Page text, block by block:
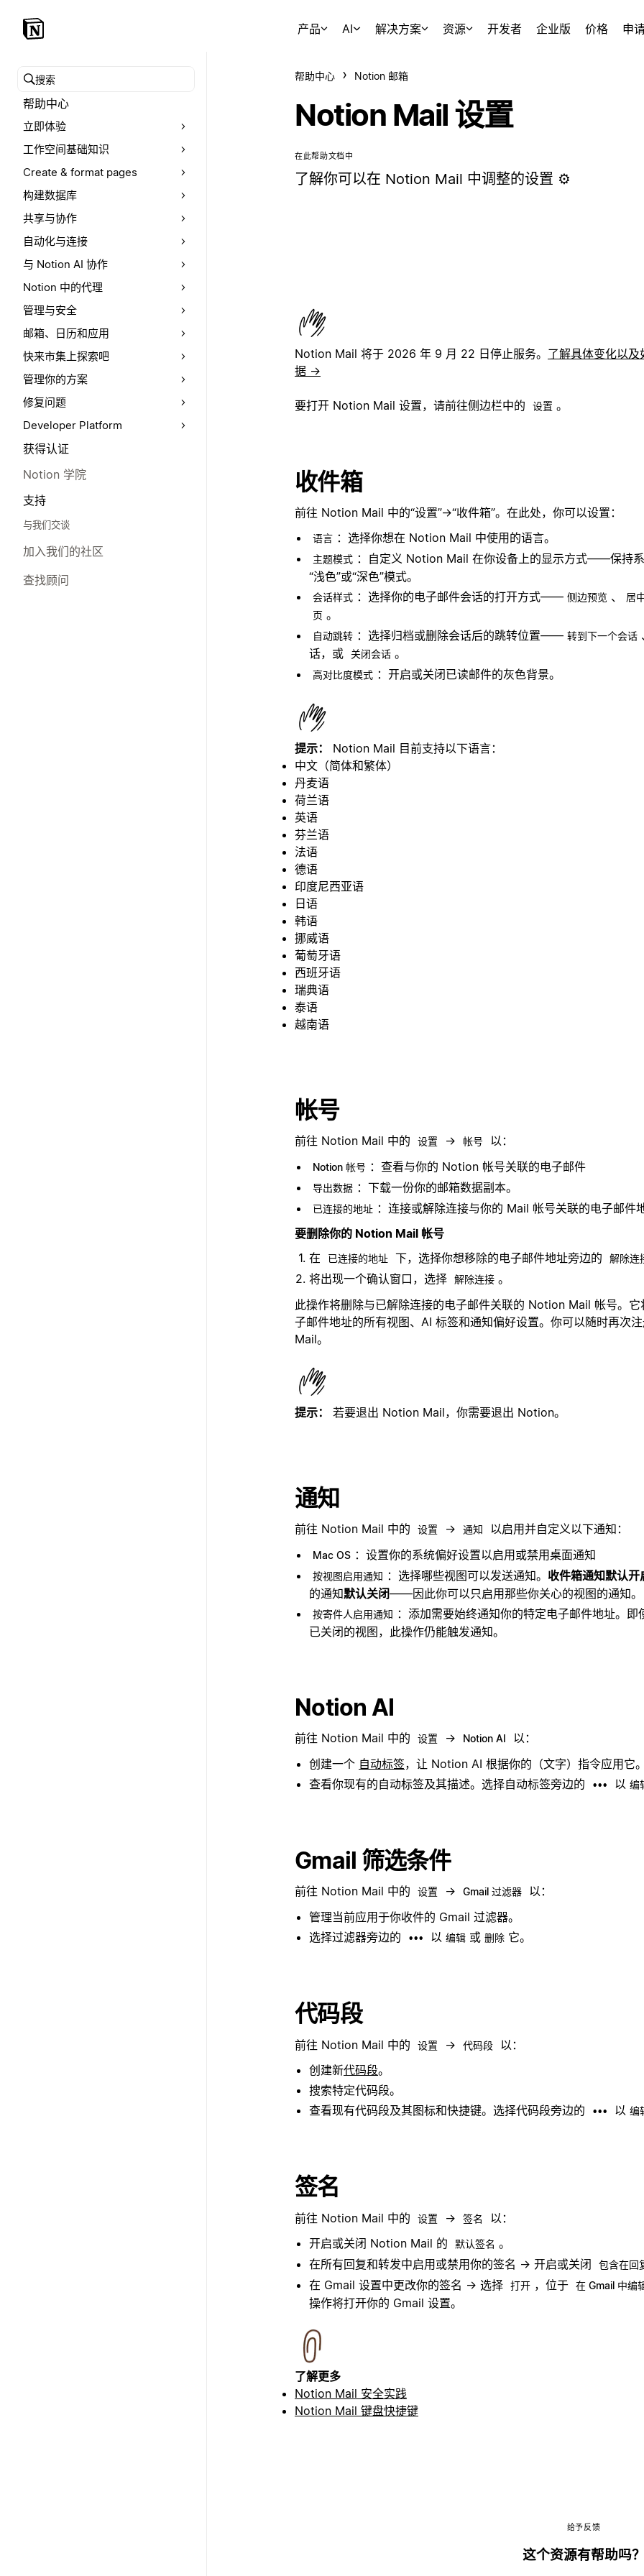
产品 AI 解决方案 资源 开发者 企业版 价格 申
搜索帮助中心
帮助中心
立即体验
工作空间基础知识
Create & format pages
构建数据库
共享与协作
自动化与连接
与 Notion AI 协作
Notion 中的代理
管理与安全
邮箱、日历和应用
快来市集上探索吧
管理你的方案
修复问题
Developer Platform
获得认证
Notion 学院
支持
与我们交谈
加入我们的社区
查找顾问
帮助中心 Notion 邮箱
Notion Mail 设置
在此帮助文档中
了解你可以在 Notion Mail 中调整的设置 ⚙️
Notion Mail 将于 2026 年 9 月 22 日停止服务。 了解具体变化以
据 →
要打开 Notion Mail 设置，请前往侧边栏中的 设置 。
收件箱
前往 Notion Mail 中的“设置”→“收件箱”。在此处，你可以设置：
语言 ：选择你想在 Notion Mail 中使用的语言。
主题模式 ：自定义 Notion Mail 在你设备上的显示方式——保持
“浅色”或“深色”模式。
会话样式 ：选择你的电子邮件会话的打开方式—— 侧边预览 、 居
页 。
自动跳转 ：选择归档或删除会话后的跳转位置—— 转到下一个会话
话，或
关闭会话 。
高对比度模式 ：开启或关闭已读邮件的灰色背景。
提示：
Notion Mail 目前支持以下语言：
中文（简体和繁体）
丹麦语
荷兰语
英语
芬兰语
法语
德语
印度尼西亚语
日语
韩语
挪威语
葡萄牙语
西班牙语
瑞典语
泰语
越南语
帐号
前往 Notion Mail 中的 设置 → 帐号 以：
Notion 帐号 ：查看与你的 Notion 帐号关联的电子邮件
导出数据 ：下载一份你的邮箱数据副本。
已连接的地址 ：连接或解除连接与你的 Mail 帐号关联的电子邮件地
要删除你的 Notion Mail 帐号
在
已连接的地址 下，选择你想移除的电子邮件地址旁边的 解除连
将出现一个确认窗口，选择 解除连接 。
此操作将删除与已解除连接的电子邮件关联的 Notion Mail 帐号。它
子邮件地址的所有视图、AI 标签和通知偏好设置。你可以随时再次
Mail。
提示： 若要退出 Notion Mail，你需要退出 Notion。
通知
前往 Notion Mail 中的 设置 → 通知 以启用并自定义以下通知：
Mac OS ：设置你的系统偏好设置以启用或禁用桌面通知
按视图启用通知 ：选择哪些视图可以发送通知。 收件箱通知默认开
的通知默认关闭——因此你可以只启用那些你关心的视图的通知。
按寄件人启用通知 ：添加需要始终通知你的特定电子邮件地址。即
已关闭的视图，此操作仍能触发通知。
Notion AI
前往 Notion Mail 中的 设置 → Notion AI
以：
创建一个 自动标签，让 Notion AI 根据你的（文字）指令应用它。
查看你现有的自动标签及其描述。选择自动标签旁边的
••• 以 编
Gmail 筛选条件
前往 Notion Mail 中的 设置 → Gmail 过滤器
以：
管理当前应用于你收件的 Gmail 过滤器。
选择过滤器旁边的
••• 以 编辑 或 删除 它。
代码段
前往 Notion Mail 中的 设置 → 代码段
以：
创建新代码段。
搜索特定代码段。
查看现有代码段及其图标和快捷键。选择代码段旁边的
••• 以 编
签名
前往 Notion Mail 中的 设置 → 签名
以：
开启或关闭 Notion Mail 的
默认签名 。
在所有回复和转发中启用或禁用你的签名 → 开启或关闭
包含在回
在 Gmail 设置中更改你的签名 → 选择 打开 ，位于 在 Gmail 中编
操作将打开你的 Gmail 设置。
了解更多
Notion Mail 安全实践
Notion Mail 键盘快捷键
给予反馈
这个资源有帮助吗？